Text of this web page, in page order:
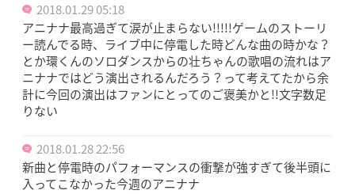
2018.01.29 05:18
アニナナ最高過ぎて涙が止まらない!!!!!ゲームのストーリ
ー読んでる時、ライブ中に停電した時どんな曲の時かな？
とか環くんのソロダンスからの壮ちゃんの歌唱の流れはア
ニナナではどう演出されるんだろう？って考えてたから余
計に今回の演出はファンにとってのご褒美かと!!文字数足
りない
2018.01.28 22:56
新曲と停電時のパフォーマンスの衝撃が強すぎて後半頭に
入ってこなかった今週のアニナナ